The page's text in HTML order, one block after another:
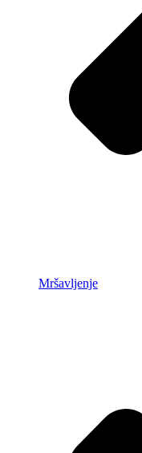
Mršavljenje